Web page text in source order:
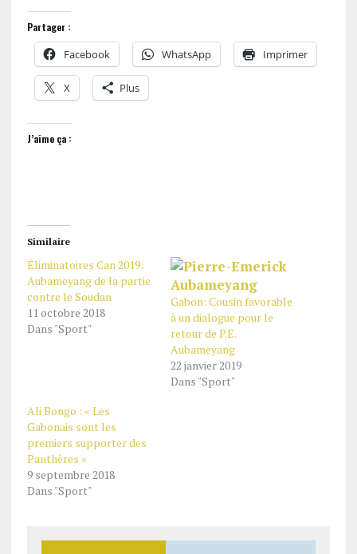
Partager :
Facebook WhatsApp Imprimer
X Plus
J’aime ça :
Similaire
Éliminatoires Can 2019:
Aubameyang de la partie
contre le Soudan
11 octobre 2018
Dans "Sport"
Gabon: Cousin favorable
à un dialogue pour le
retour de P.E.
Aubameyang
22 janvier 2019
Dans "Sport"
Ali Bongo : « Les
Gabonais sont les
premiers supporter des
Panthères »
9 septembre 2018
Dans "Sport"